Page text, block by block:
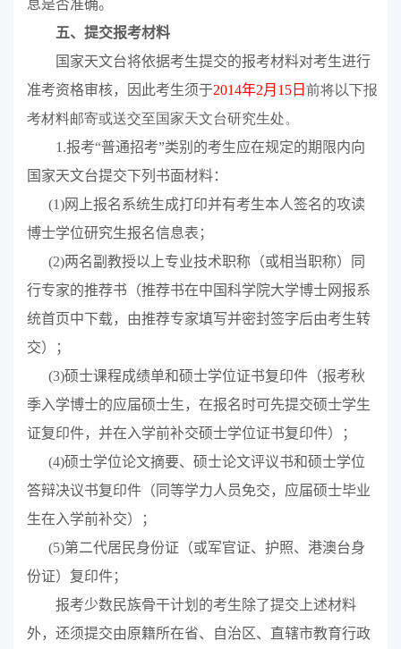
息是否准确。
五、提交报考材料
国家天文台将依据考生提交的报考材料对考生进行
准考资格审核，因此考生须于2014年2月 15 日 前将以下报
考材料邮寄或送交至国家天文台研究生处。
1.报考“普通招考”类别的考生应在规定的期限内向
国家天文台提交下列书面材料：
(1)网上报名系统生成打印并有考生本人签名的攻读
博士学位研究生报名信息表；
(2)两名副教授以上专业技术职称（或相当职称）同
行专家的推荐书（推荐书在中国科学院大学博士网报系
统首页中下载，由推荐专家填写并密封签字后由考生转
交）；
(3)硕士课程成绩单和硕士学位证书复印件（报考秋
季入学博士的应届硕士生，在报名时可先提交硕士学生
证复印件，并在入学前补交硕士学位证书复印件）；
(4)硕士学位论文摘要、硕士论文评议书和硕士学位
答辩决议书复印件（同等学力人员免交，应届硕士毕业
生在入学前补交）；
(5)第二代居民身份证（或军官证、护照、港澳台身
份证）复印件；
报考少数民族骨干计划的考生除了提交上述材料
外，还须提交由原籍所在省、自治区、直辖市教育行政